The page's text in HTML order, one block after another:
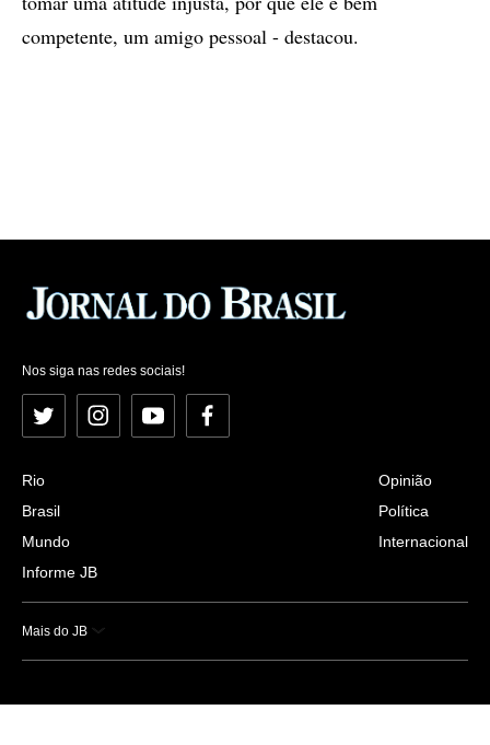
competente, um amigo pessoal - destacou.
Nos siga nas redes sociais!
Twitter InstagramYouTubeFacebook
Rio
Brasil
Mundo
Informe JB
Opinião
Política
Internacional
Mais do JB
Esportes